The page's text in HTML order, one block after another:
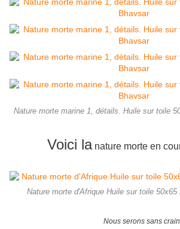
Nature morte marine 1, détails. Huile sur toile
Voici lanature morte en
Nature morte d'Afrique Huile sur toile
Nous serons sans